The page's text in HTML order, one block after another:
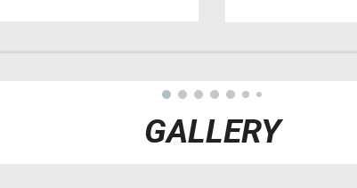
GALLERY